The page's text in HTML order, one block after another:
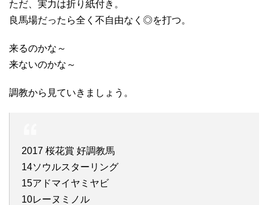
ただ、実力は折り紙付き。
良馬場だったら全く不自由なく◎を打つ。
来るのかな～
来ないのかな～
調教から見ていきましょう。
2017 桜花賞 好調教馬
14ソウルスターリング
15アドマイヤミヤビ
10レーヌミノル